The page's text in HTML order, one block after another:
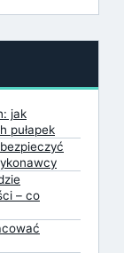
jak
pułapek
– co